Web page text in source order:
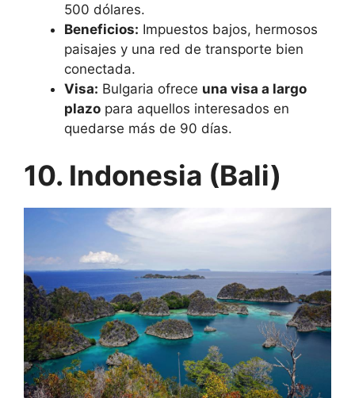
500 dólares.
Beneficios: Impuestos bajos, hermosos
paisajes y una red de transporte bien
conectada.
Visa: Bulgaria ofrece una visa a largo
plazo para aquellos interesados ​​en
quedarse más de 90 días.
10. Indonesia (Bali)